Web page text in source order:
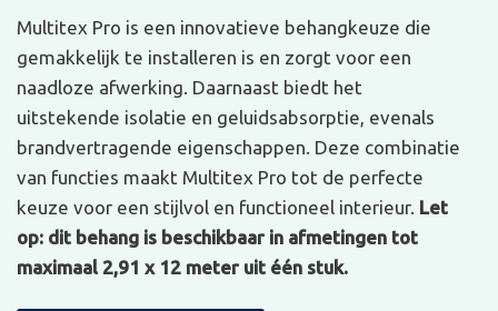
Multitex Pro is een innovatieve behangkeuze die
gemakkelijk te installeren is en zorgt voor een
naadloze afwerking. Daarnaast biedt het
uitstekende isolatie en geluidsabsorptie, evenals
brandvertragende eigenschappen. Deze combinatie
van functies maakt Multitex Pro tot de perfecte
keuze voor een stijlvol en functioneel interieur. Let
op: dit behang is beschikbaar in afmetingen tot
maximaal 2,91 x 12 meter uit één stuk.